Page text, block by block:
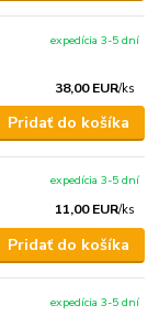
38,00 EUR/ks
expedícia 3-5 dní
Pridať do košíka
11,00 EUR/ks
expedícia 3-5 dní
Pridať do košíka
expedícia 3-5 dní